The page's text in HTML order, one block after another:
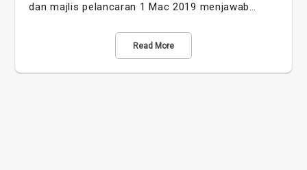
dan majlis pelancaran 1 Mac 2019 menjawab…
Read More